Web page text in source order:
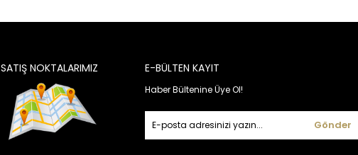
SATIŞ NOKTALARIMIZ E-BÜLTEN KAYIT
Haber Bültenine Üye Ol!
Gönder